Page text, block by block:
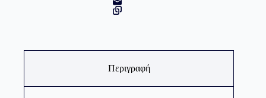
Περιγραφή